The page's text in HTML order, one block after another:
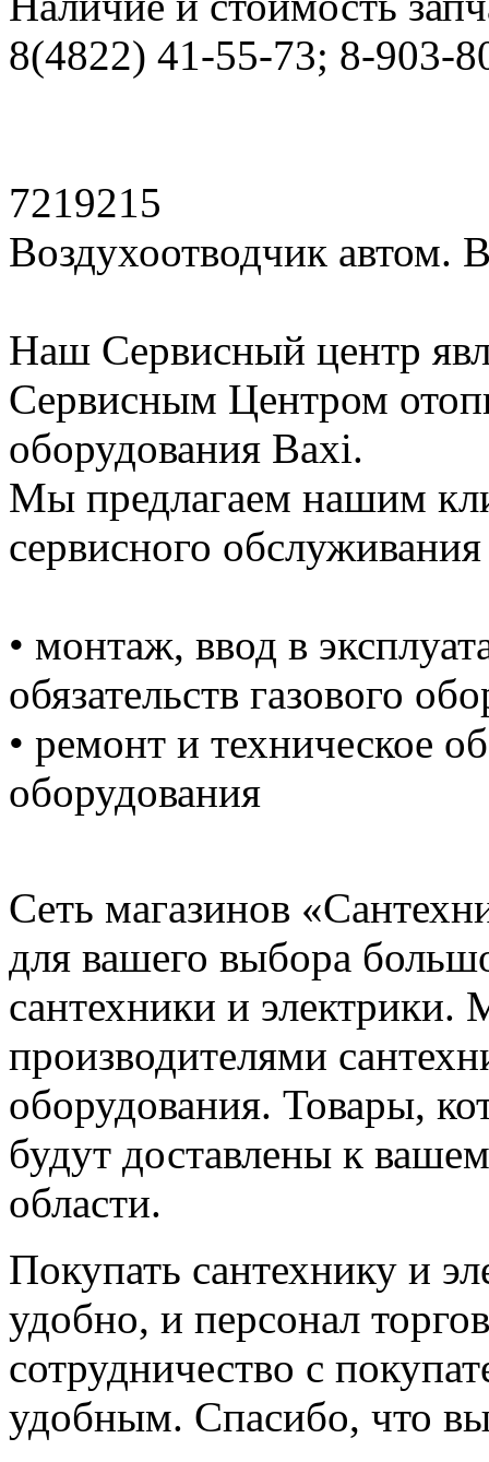
8(4822) 41-55-73; 8-903-
7219215
Воздухоотводчик автом.
Наш Сервисный центр
Сервисным Центром
оборудования Baxi.
Мы предлагаем нашим
сервисного
• монтаж, ввод в
обязательств газового
• ремонт и техническое
оборудования
Сеть магазинов
для вашего выбора
сантехники и
производителями
оборудования. Товары,
будут доставлены к
области.
Покупать сантехнику и
удобно, и персонал
сотрудничество с
удобным. Спасибо, что